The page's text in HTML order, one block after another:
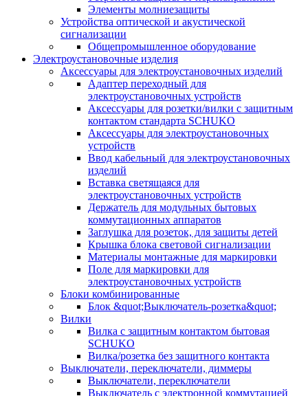
Элементы молниезащиты
Устройства оптической и акустической
сигнализации
Общепромышленное оборудование
Электроустановочные изделия
Аксессуары для электроустановочных изделий
Адаптер переходный для
электроустановочных устройств
Аксессуары для розетки/вилки с защитным
контактом стандарта SCHUKO
Аксессуары для электроустановочных
устройств
Ввод кабельный для электроустановочных
изделий
Вставка светящаяся для
электроустановочных устройств
Держатель для модульных бытовых
коммутационных аппаратов
Заглушка для розеток, для защиты детей
Крышка блока световой сигнализации
Материалы монтажные для маркировки
Поле для маркировки для
электроустановочных устройств
Блоки комбинированные
Блок &quot;Выключатель-розетка&quot;
Вилки
Вилка с защитным контактом бытовая
SCHUKO
Вилка/розетка без защитного контакта
Выключатели, переключатели, диммеры
Выключатели, переключатели
Выключатель с электронной коммутацией